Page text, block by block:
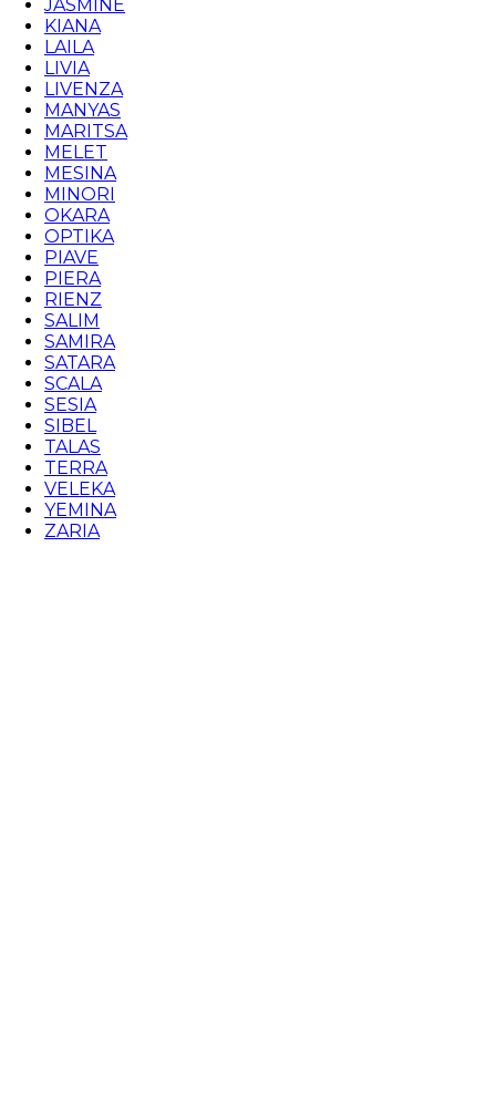
JASMINE
KIANA
LAILA
LIVIA
LIVENZA
MANYAS
MARITSA
MELET
MESINA
MINORI
OKARA
OPTIKA
PIAVE
PIERA
RIENZ
SALIM
SAMIRA
SATARA
SCALA
SESIA
SIBEL
TALAS
TERRA
VELEKA
YEMINA
ZARIA